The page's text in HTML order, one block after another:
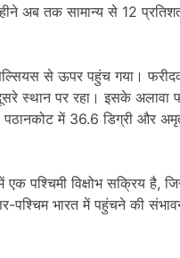
अब तक सामान्य से 12
सेल्सियस से ऊपर पहुंच गया।
स्थान पर रहा। इसके अलावा
पठानकोट में 36.6 डिग्री और
पश्चिमी विक्षोभ सक्रिय है,
पश्चिम भारत में पहुंचने की